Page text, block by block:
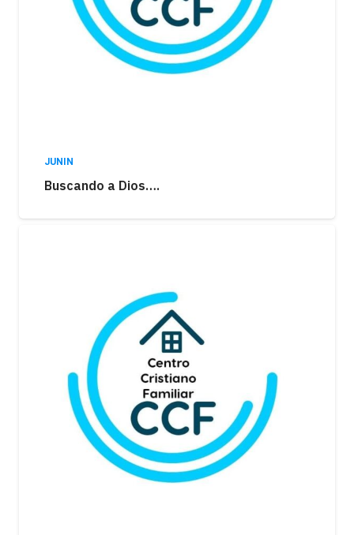
JUNIN
Buscando a Dios….